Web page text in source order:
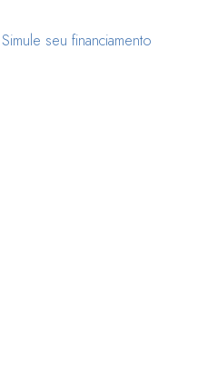
Simule seu financiamento